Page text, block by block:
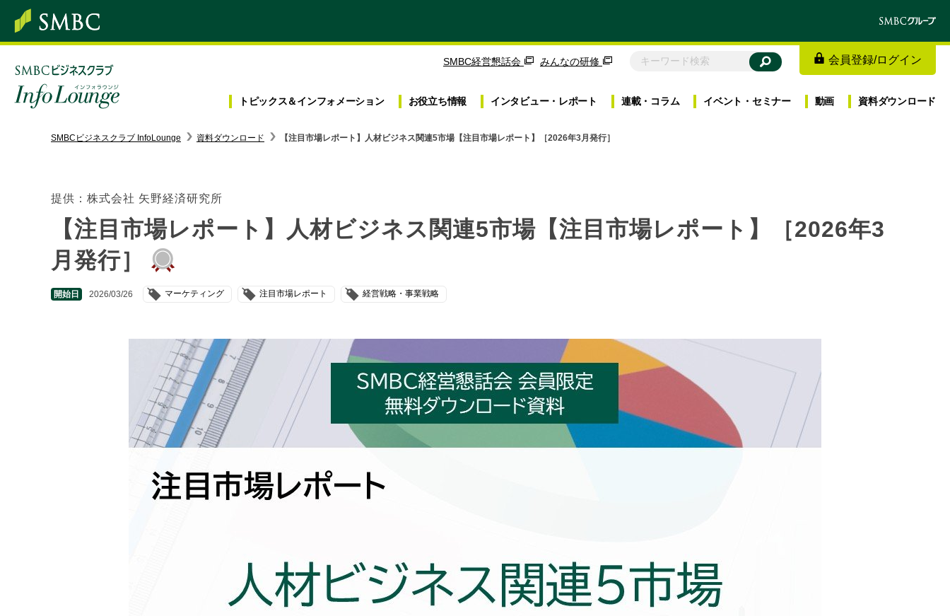
SMBC経営懇話会 みんなの研修 会員登録/ログイン
トピックス＆インフォメーション お役立ち情報 インタビュー・ レポート 連載・ コラム イベント・ セミナー 動画 資料ダウンロード
トピックス＆インフォメーション
お役立ち情報
インタビュー・レポート
SMBCビジネスクラブ InfoLounge 資料ダウンロード 【注目市場レポート】人材ビジネス関連5市場【注目市場レポート】［2026年3月発行］
提供：株式会社 矢野経済研究所
【注目市場レポート】人材ビジネス関連5市場【注目市場レポート】［2026年3
月発行］
開始日 2026/03/26 マーケティング 注目市場レポート 経営戦略・事業戦略